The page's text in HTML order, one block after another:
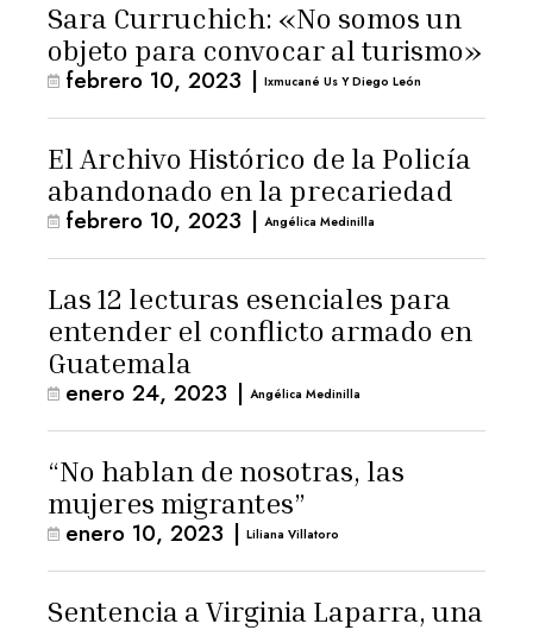
Sara Curruchich: «No somos un
objeto para convocar al turismo»
febrero 10, 2023 | Ixmucané Us Y Diego León
El Archivo Histórico de la Policía
abandonado en la precariedad
febrero 10, 2023 | Angélica Medinilla
Las 12 lecturas esenciales para
entender el conflicto armado en
Guatemala
enero 24, 2023 | Angélica Medinilla
“No hablan de nosotras, las
mujeres migrantes”
enero 10, 2023 | Liliana Villatoro
Sentencia a Virginia Laparra, una